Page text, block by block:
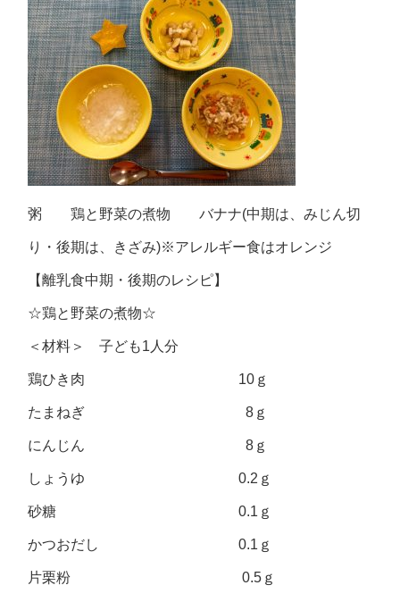
粥 鶏と野菜の煮物 バナナ(中期は、みじん切
り・後期は、きざみ)※アレルギー食はオレンジ
【離乳食中期・後期のレシピ】
☆鶏と野菜の煮物☆
＜材料＞ 子ども1人分
鶏ひき肉 10ｇ
たまねぎ 8ｇ
にんじん 8ｇ
しょうゆ 0.2ｇ
砂糖 0.1ｇ
かつおだし 0.1ｇ
片栗粉 0.5ｇ